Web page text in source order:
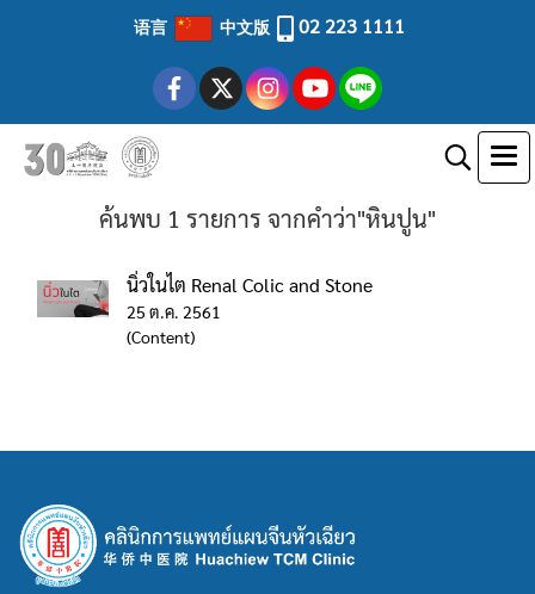
语言 中文版 02 223 1111
ค้นพบ 1 รายการ จากคำว่า"หินปูน"
นิ่วในไต Renal Colic and Stone
25 ต.ค. 2561
(Content)